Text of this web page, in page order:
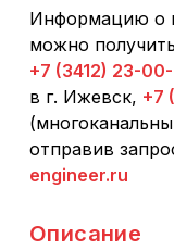
Информацию о
можно
+7 (3412) 23-
в г. Ижевск, +7
отправив
engineer.ru
Описание